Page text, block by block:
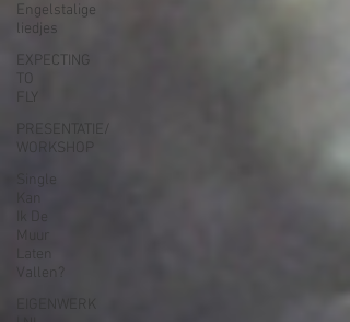
Engelstalige
liedjes
EXPECTING
TO
FLY
WORKSHOP
Single
Laten
Vallen?